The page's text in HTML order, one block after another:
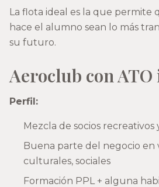
La flota ideal es la que permite
hace el alumno sean lo más
su futuro.
Aeroclub con
Perfil:
Mezcla de socios recreativos
Buena parte del negocio en
culturales, sociales
Formación PPL + alguna